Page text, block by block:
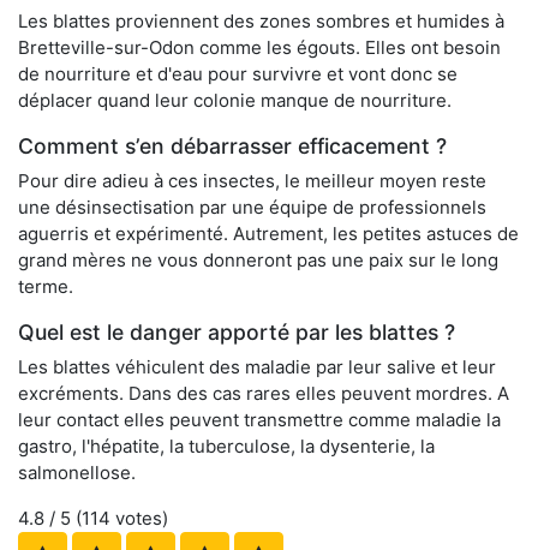
Les blattes proviennent des zones sombres et humides à
Bretteville-sur-Odon comme les égouts. Elles ont besoin
de nourriture et d'eau pour survivre et vont donc se
déplacer quand leur colonie manque de nourriture.
Comment s’en débarrasser efficacement ?
Pour dire adieu à ces insectes, le meilleur moyen reste
une désinsectisation par une équipe de professionnels
aguerris et expérimenté. Autrement, les petites astuces de
grand mères ne vous donneront pas une paix sur le long
terme.
Quel est le danger apporté par les blattes ?
Les blattes véhiculent des maladie par leur salive et leur
excréments. Dans des cas rares elles peuvent mordres. A
leur contact elles peuvent transmettre comme maladie la
gastro, l'hépatite, la tuberculose, la dysenterie, la
salmonellose.
4.8 / 5 (114 votes)